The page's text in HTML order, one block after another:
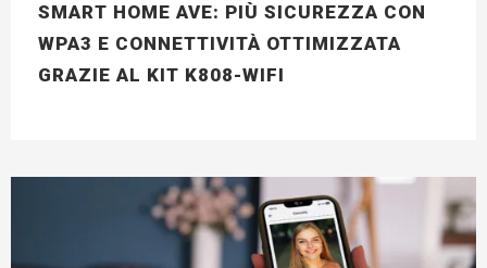
SMART HOME AVE: PIÙ SICUREZZA CON
WPA3 E CONNETTIVITÀ OTTIMIZZATA
GRAZIE AL KIT K808-WIFI